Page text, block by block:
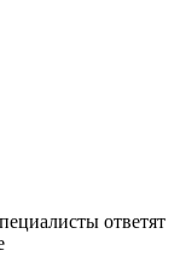
ответят